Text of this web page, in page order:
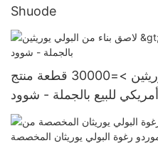
Shuode
لاصق بناء من البولي يوريثين >=30000 قطعة منتج
أمريكي للبيع بالجملة - شوود